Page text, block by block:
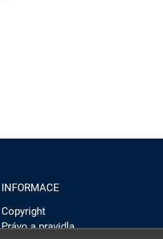
INFORMACE
Copyright
Právo a pravidla